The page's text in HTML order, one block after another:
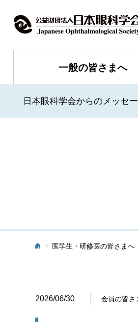
一般の皆さまへ
日本眼科学会からのメッセ
ホーム
> 医学生・研修医の皆さまへ
2026/06/30 会員の皆さ